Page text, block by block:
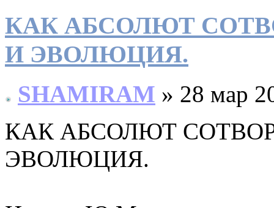
КАК АБСОЛЮТ
И ЭВОЛЮЦИЯ.
SHAMIRAM » 28 мар
КАК АБСОЛЮТ
ЭВОЛЮЦИЯ.